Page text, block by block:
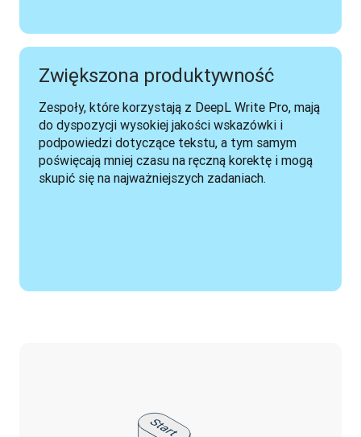
Zwiększona produktywność
Zespoły, które korzystają z DeepL Write Pro, mają
do dyspozycji wysokiej jakości wskazówki i
podpowiedzi dotyczące tekstu, a tym samym
poświęcają mniej czasu na ręczną korektę i mogą
skupić się na najważniejszych zadaniach.